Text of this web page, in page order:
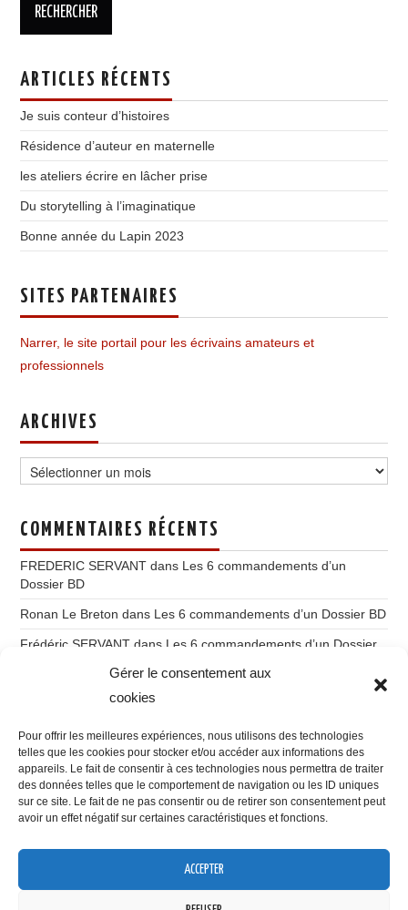
Gérer le consentement aux
cookies
Pour offrir les meilleures expériences, nous utilisons des technologies
telles que les cookies pour stocker et/ou accéder aux informations des
appareils. Le fait de consentir à ces technologies nous permettra de traiter
des données telles que le comportement de navigation ou les ID uniques
sur ce site. Le fait de ne pas consentir ou de retirer son consentement peut
avoir un effet négatif sur certaines caractéristiques et fonctions.
ACCEPTER
ARTICLES RÉCENTS
Je suis conteur d’histoires
Résidence d’auteur en maternelle
les ateliers écrire en lâcher prise
Du storytelling à l’imaginatique
Bonne année du Lapin 2023
SITES PARTENAIRES
Narrer, le site portail pour les écrivains amateurs et
professionnels
ARCHIVES
COMMENTAIRES RÉCENTS
FREDERIC SERVANT dans Les 6 commandements d’un
Dossier BD
Ronan Le Breton dans Les 6 commandements d’un Dossier BD
Frédéric SERVANT dans Les 6 commandements d’un Dossier
Ronan Le Bretondans
Confidentialité et cookies : ce site utilise des cookies. En continuant à
utiliser ce site Web, vous acceptez leur utilisation.